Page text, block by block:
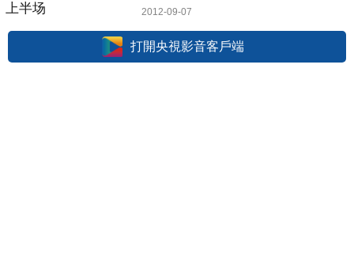
上半场
2012-09-07
打開央視影音客戶端